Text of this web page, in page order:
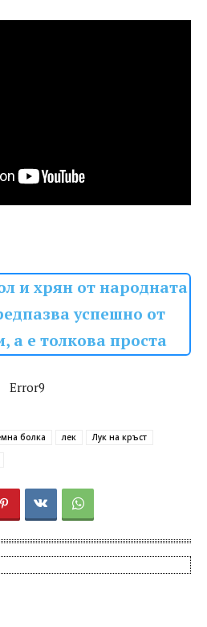
и хрян от народната
успешно от
а е толкова проста
Error9
болка лек
Лук на кръст